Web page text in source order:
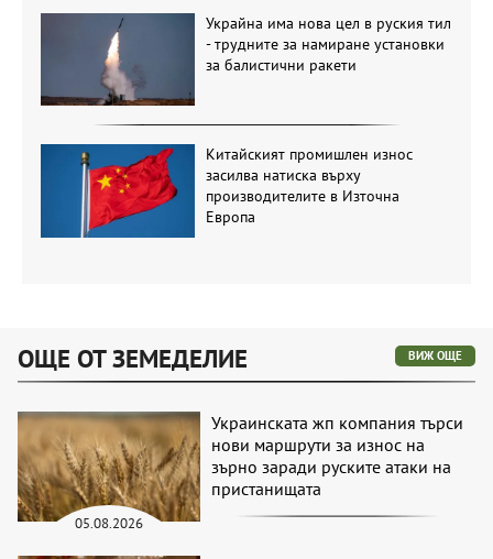
Украйна има нова цел в руския тил
- трудните за намиране установки
за балистични ракети
Китайският промишлен износ
засилва натиска върху
производителите в Източна
Европа
ОЩЕ ОТ ЗЕМЕДЕЛИЕ ВИЖ ОЩЕ
05.08.2026
Украинската жп компания търси
нови маршрути за износ на
зърно заради руските атаки на
пристанищата